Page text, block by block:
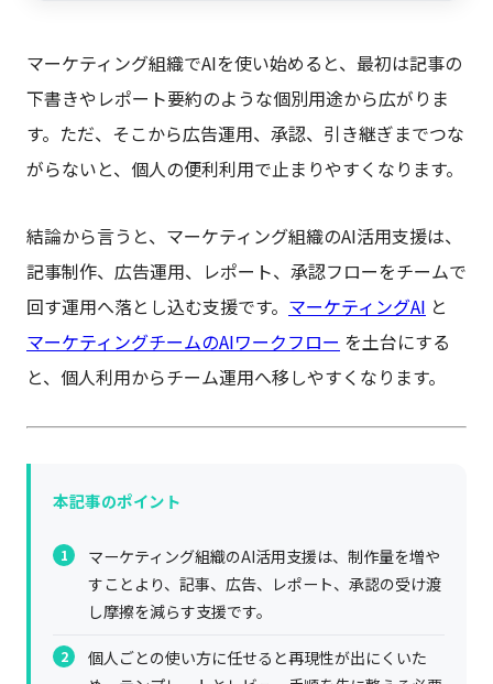
マーケティング組織でAIを使い始めると、最初は記事の
下書きやレポート要約のような個別用途から広がりま
す。ただ、そこから広告運用、承認、引き継ぎまでつな
がらないと、個人の便利利用で止まりやすくなります。
結論から言うと、マーケティング組織のAI活用支援は、
記事制作、広告運用、レポート、承認フローをチームで
回す運用へ落とし込む支援です。 マーケティングAI と
マーケティングチームのAIワークフロー を土台にする
と、個人利用からチーム運用へ移しやすくなります。
本記事のポイント
マーケティング組織のAI活用支援は、制作量を増や
すことより、記事、広告、レポート、承認の受け渡
し摩擦を減らす支援です。
個人ごとの使い方に任せると再現性が出にくいた